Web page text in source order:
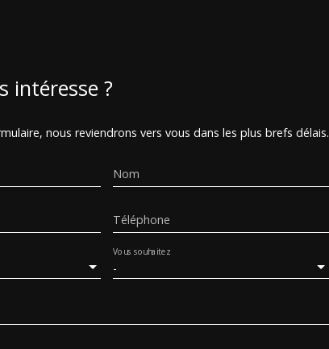
intéresse ?
nous reviendrons vers vous dans les plus brefs délais.
Nom
Téléphone
-
Vous souhaitez